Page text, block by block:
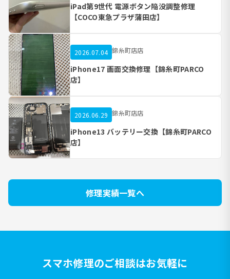
iPad第9世代 電源ボタン陥没調整修理
【COCO東急プラザ蒲田店】
2026.07.04 錦糸町店店
iPhone17 画面交換修理【錦糸町PARCO
店】
2026.06.29 錦糸町店店
iPhone13 バッテリー交換【錦糸町PARCO
店】
修理実績一覧へ
スマホ修理のご相談はお気軽に